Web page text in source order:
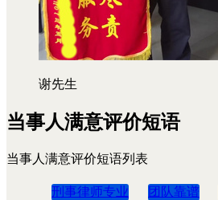
谢先生
当事人满意评价短语
当事人满意评价短语列表
刑事律师专业 团队靠谱